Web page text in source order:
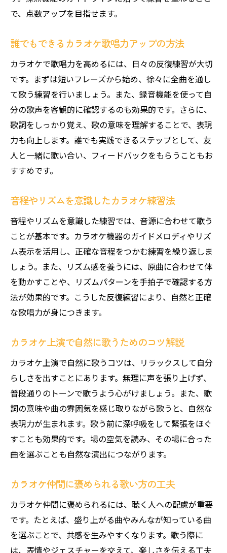
で、点数アップを目指せます。
誰でもできるカラオケ歌唱力アップの方法
カラオケで歌唱力を高めるには、日々の反復練習が大切
です。まずは短いフレーズから始め、徐々に全曲を通し
て歌う練習を行いましょう。また、録音機能を使って自
分の歌声を客観的に確認するのも効果的です。さらに、
歌詞をしっかり覚え、歌の意味を理解することで、表現
力も向上します。誰でも実践できるステップとして、友
人と一緒に歌い合い、フィードバックをもらうこともお
すすめです。
音程やリズムを意識したカラオケ練習法
音程やリズムを意識した練習では、音源に合わせて歌う
ことが基本です。カラオケ機器のガイドメロディやリズ
ム表示を活用し、正確な音程をつかむ練習を繰り返しま
しょう。また、リズム感を養うには、原曲に合わせて体
を動かすことや、リズムパターンを手拍子で確認する方
法が効果的です。こうした反復練習により、自然と正確
な歌唱力が身につきます。
カラオケ上演で自然に歌うためのコツ解説
カラオケ上演で自然に歌うコツは、リラックスして自分
らしさを出すことにあります。無理に声を張り上げず、
普段通りのトーンで歌うよう心がけましょう。また、歌
詞の意味や曲の雰囲気を感じ取りながら歌うと、自然な
表現力が生まれます。歌う前に深呼吸をして緊張をほぐ
すことも効果的です。場の空気を読み、その場に合った
曲を選ぶことも自然な演出につながります。
カラオケ仲間に褒められる歌い方の工夫
カラオケ仲間に褒められるには、聴く人への配慮が重要
です。たとえば、盛り上がる曲やみんなが知っている曲
を選ぶことで、共感を生みやすくなります。歌う際に
は、表情やジェスチャーを交えて、楽しさを伝える工夫